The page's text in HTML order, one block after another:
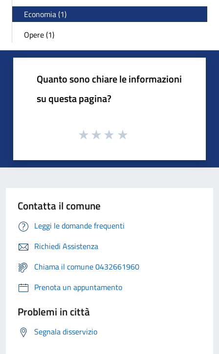
Economia (1)
Opere (1)
Quanto sono chiare le informazioni
su questa pagina?
Contatta il comune
Leggi le domande frequenti
Richiedi Assistenza
Chiama il comune 0432661960
Prenota un appuntamento
Problemi in città
Segnala disservizio